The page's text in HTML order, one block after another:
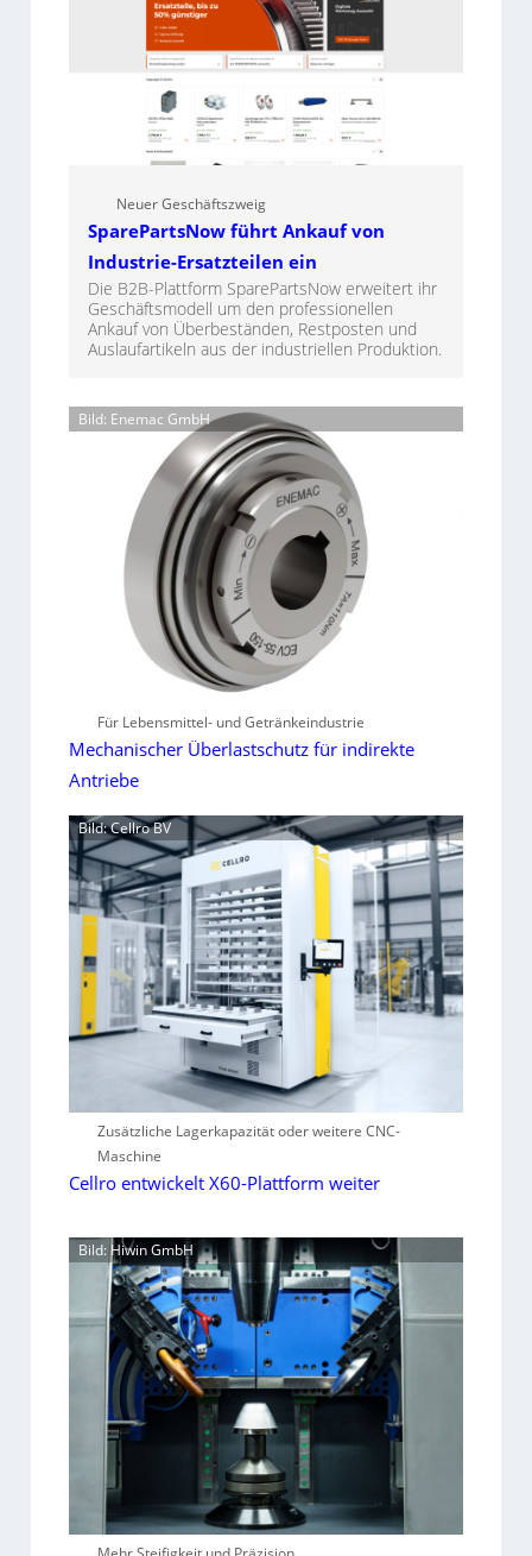
Neuer Geschäftszweig
SparePartsNow führt Ankauf von
Industrie-Ersatzteilen ein
Die B2B-Plattform SparePartsNow erweitert ihr
Geschäftsmodell um den professionellen
Ankauf von Überbeständen, Restposten und
Auslaufartikeln aus der industriellen Produktion.
Bild: Enemac GmbH
Für Lebensmittel- und Getränkeindustrie
Mechanischer Überlastschutz für indirekte
Antriebe
Bild: Cellro BV
Zusätzliche Lagerkapazität oder weitere CNC-
Maschine
Cellro entwickelt X60-Plattform weiter
Bild: Hiwin GmbH